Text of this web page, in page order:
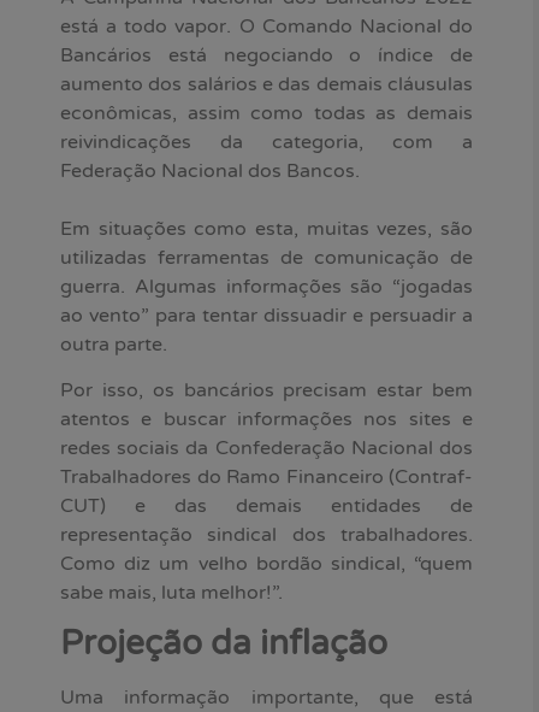
está a todo vapor. O Comando Nacional do
Bancários está negociando o índice de
aumento dos salários e das demais cláusulas
econômicas, assim como todas as demais
reivindicações da categoria, com a
Federação Nacional dos Bancos.
Em situações como esta, muitas vezes, são
utilizadas ferramentas de comunicação de
guerra. Algumas informações são “jogadas
ao vento” para tentar dissuadir e persuadir a
outra parte.
Por isso, os bancários precisam estar bem
atentos e buscar informações nos sites e
redes sociais da Confederação Nacional dos
Trabalhadores do Ramo Financeiro (Contraf-
CUT) e das demais entidades de
representação sindical dos trabalhadores.
Como diz um velho bordão sindical, “quem
sabe mais, luta melhor!”.
Projeção da inflação
Uma informação importante, que está